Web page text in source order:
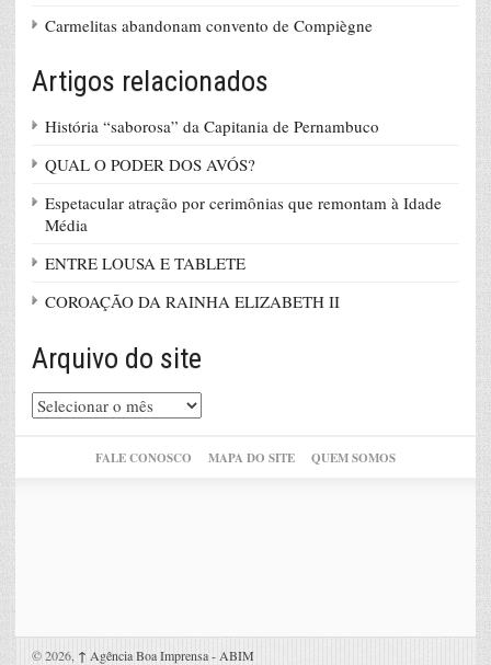
Carmelitas abandonam convento de Compiègne
Artigos relacionados
História “saborosa” da Capitania de Pernambuco
QUAL O PODER DOS AVÓS?
Espetacular atração por cerimônias que remontam à Idade
Média
ENTRE LOUSA E TABLETE
COROAÇÃO DA RAINHA ELIZABETH II
Arquivo do site
Arquivo
do
FALE CONOSCO MAPA DO SITE QUEM SOMOS
© 2026, ↑ Agência Boa Imprensa - ABIM